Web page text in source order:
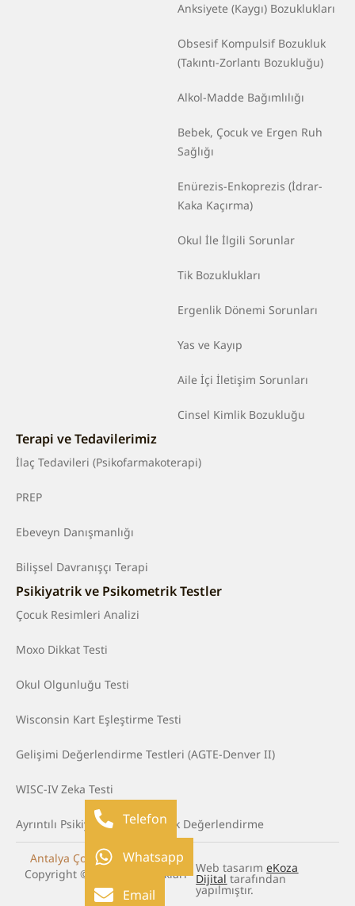
Anksiyete (Kaygı) Bozuklukları
Obsesif Kompulsif Bozukluk
(Takıntı-Zorlantı Bozukluğu)
Alkol-Madde Bağımlılığı
Bebek, Çocuk ve Ergen Ruh
Sağlığı
Enürezis-Enkoprezis (İdrar-
Kaka Kaçırma)
Okul İle İlgili Sorunlar
Tik Bozuklukları
Ergenlik Dönemi Sorunları
Yas ve Kayıp
Aile İçi İletişim Sorunları
Cinsel Kimlik Bozukluğu
Terapi ve Tedavilerimiz
İlaç Tedavileri (Psikofarmakoterapi)
PREP
Ebeveyn Danışmanlığı
Bilişsel Davranışçı Terapi
Psikiyatrik ve Psikometrik Testler
Çocuk Resimleri Analizi
Moxo Dikkat Testi
Okul Olgunluğu Testi
Wisconsin Kart Eşleştirme Testi
Gelişimi Değerlendirme Testleri (AGTE-Denver II)
WISC-IV Zeka Testi
Ayrıntılı Psikiyatrik ve Psikolojik Değerlendirme
Web tasarımeKoza
Dijital tarafından
yapılmıştır.
Antalya Çocuk Psikoterapisti.
Copyright © 2025. Tüm hakları
saklıdır.
Telefon
Whatsapp
Email